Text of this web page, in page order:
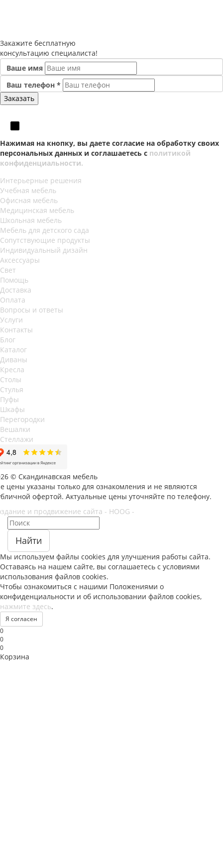
Закажите бесплатную
консультацию специалиста!
Ваше имя
Ваш телефон *
Нажимая на кнопку, вы даете согласие на обработку своих
персональных данных и соглашаетесь с политикой
конфиденциальности.
Интерьерные решения
Учебная мебель
Офисная мебель
Медицинская мебель
Школьная мебель
Мебель для детского сада
Сопутствующие продукты
Индивидуальный дизайн
Аксессуары
Свет
Помощь
Доставка
Оплата
Вопросы и ответы
Услуги
Контакты
Блог
Каталог
Диваны
Кресла
Столы
Стулья
Пуфы
Шкафы
Перегородки
Вешалки
Стеллажи
© Скандинавская мебель
цены указаны только для ознакомления и не являются
офертой. Актуальные цены уточняйте по телефону.
и продвижение сайта - HOOG -
Найти
Мы используем файлы cookies для улучшения работы сайта.
Оставаясь на нашем сайте, вы соглашаетесь с условиями
использования файлов cookies.
Чтобы ознакомиться с нашими Положениями о
конфиденциальности и об использовании файлов cookies,
нажмите здесь.
Я согласен
0
0
0
Корзина